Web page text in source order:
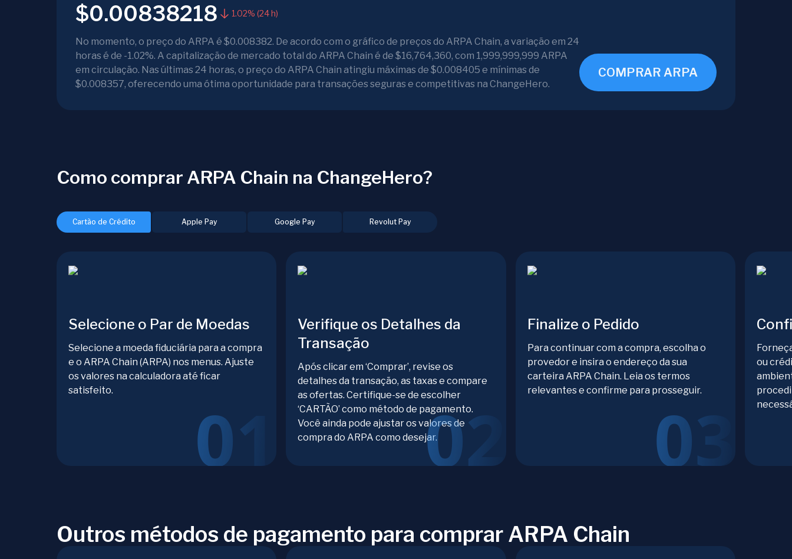
$0.00838218 1.02% (24 h)
No momento, o preço do ARPA é $0.008382. De acordo com o gráfico de preços do ARPA Chain, a variação em 24
horas é de -1.02%. A capitalização de mercado total do ARPA Chain é de $16,764,360, com 1,999,999,999 ARPA
em circulação. Nas últimas 24 horas, o preço do ARPA Chain atingiu máximas de $0.008405 e mínimas de
$0.008357, oferecendo uma ótima oportunidade para transações seguras e competitivas na ChangeHero.
COMPRAR ARPA
Como comprar ARPA Chain na ChangeHero?
Cartão de Crédito Apple Pay Google Pay Revolut Pay
Selecione o Par de Moedas
Selecione a moeda fiduciária para a compra
e o ARPA Chain (ARPA) nos menus. Ajuste
os valores na calculadora até ficar
satisfeito.
Verifique os Detalhes da
Transação
Após clicar em ‘Comprar’, revise os
detalhes da transação, as taxas e compare
as ofertas. Certifique-se de escolher
‘CARTÃO’ como método de pagamento.
Você ainda pode ajustar os valores de
compra do ARPA como desejar.
Finalize o Pedido
Para continuar com a compra, escolha o
provedor e insira o endereço da sua
carteira ARPA Chain. Leia os termos
relevantes e confirme para prosseguir.
ou
Outros métodos de pagamento para comprar ARPA Chain